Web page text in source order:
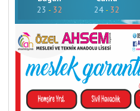
23 - 32
24- 32